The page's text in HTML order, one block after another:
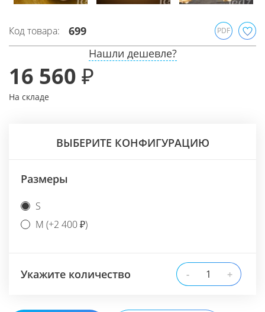
Код товара: 699 PDF
16 560 ₽
На складе
Нашли дешевле?
ВЫБЕРИТЕ КОНФИГУРАЦИЮ
Размеры
S
M (+2 400 ₽)
Укажите количество - +